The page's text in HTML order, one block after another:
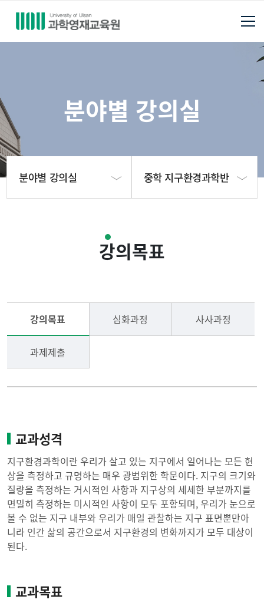
분야별 강의실
분야별 강의실
학생선발
관련사이트
중학 지구환경과학반
중학 물리반
중학 생명과학반
초등융합과학 B반
초등사사반
강의목표
강의목표 심화과정 사사과정
과제제출
교과성격
지구환경과학이란 우리가 살고 있는 지구에서 일어나는 모든 현
상을 측정하고 규명하는 매우 광범위한 학문이다. 지구의 크기와
질량을 측정하는 거시적인 사항과 지구상의 세세한 부분까지를
면밀히 측정하는 미시적인 사항이 모두 포함되며, 우리가 눈으로
볼 수 없는 지구 내부와 우리가 매일 관찰하는 지구 표면뿐만아
니라 인간 삶의 공간으로서 지구환경의 변화까지가 모두 대상이
된다.
교과목표